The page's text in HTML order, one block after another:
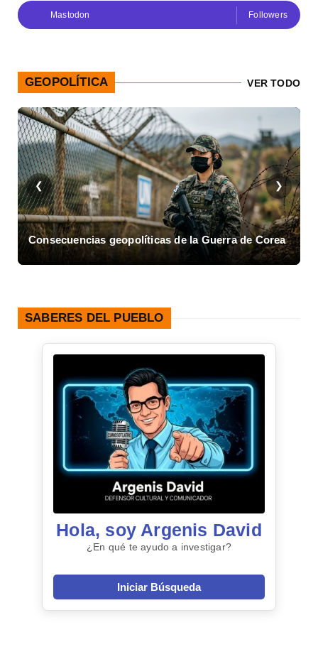
Mastodon Followers
GEOPOLÍTICA VER TODO
❮
Consecuencias geopolíticas de la Guerra de Corea
❯
SABERES DEL PUEBLO
Hola, soy Argenis David
¿En qué te ayudo a investigar?
Iniciar Búsqueda